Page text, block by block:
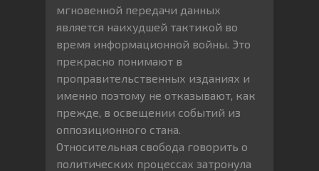
мгновенной передачи данных
является наихудшей тактикой во
время информационной войны. Это
прекрасно понимают в
проправительственных изданиях и
именно поэтому не отказывают, как
прежде, в освещении событий из
оппозиционного стана.
Относительная свобода говорить о
политических процессах затронула